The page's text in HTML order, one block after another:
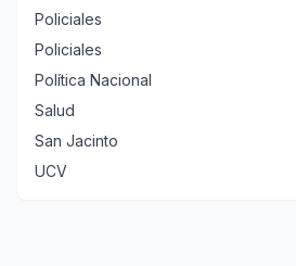
Policiales
Policiales
Política Nacional
Salud
San Jacinto
UCV